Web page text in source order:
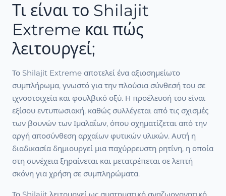
Τι είναι το Shilajit
Extreme και πώς
λειτουργεί;
Το Shilajit Extreme αποτελεί ένα αξιοσημείωτο
συμπλήρωμα, γνωστό για την πλούσια σύνθεσή του σε
ιχνοστοιχεία και φουλβικό οξύ. Η προέλευσή του είναι
εξίσου εντυπωσιακή, καθώς συλλέγεται από τις σχισμές
των βουνών των Ιμαλαΐων, όπου σχηματίζεται από την
αργή αποσύνθεση αρχαίων φυτικών υλικών. Αυτή η
διαδικασία δημιουργεί μια παχύρρευστη ρητίνη, η οποία
στη συνέχεια ξηραίνεται και μετατρέπεται σε λεπτή
σκόνη για χρήση σε συμπληρώματα.